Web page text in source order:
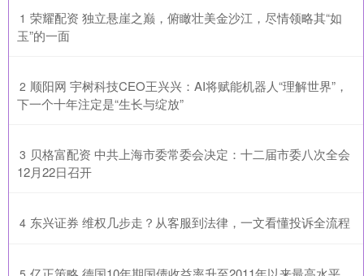
1 ​荣耀配资 独立悬崖之巅，俯瞰壮美金沙江，尽情领略其“如
玉”的一面
2 ​顺阳网 宇树科技CEO王兴兴：AI将赋能机器人“理解世界”，
下一个十年注定是“生长与绽放”
3 ​贝格富配资 中共上海市委常委会决定：十二届市委八次全会
12月22日召开
4 ​东兴证券 维权几步走？从客服到法律，一文看懂投诉全流程